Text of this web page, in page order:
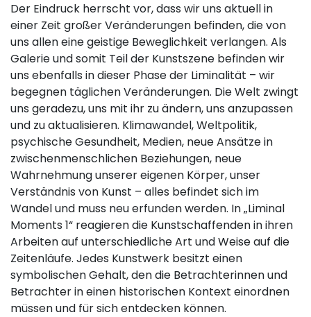
Der Eindruck herrscht vor, dass wir uns aktuell in
einer Zeit großer Veränderungen befinden, die von
uns allen eine geistige Beweglichkeit verlangen. Als
Galerie und somit Teil der Kunstszene befinden wir
uns ebenfalls in dieser Phase der Liminalität – wir
begegnen täglichen Veränderungen. Die Welt zwingt
uns geradezu, uns mit ihr zu ändern, uns anzupassen
und zu aktualisieren. Klimawandel, Weltpolitik,
psychische Gesundheit, Medien, neue Ansätze in
zwischenmenschlichen Beziehungen, neue
Wahrnehmung unserer eigenen Körper, unser
Verständnis von Kunst – alles befindet sich im
Wandel und muss neu erfunden werden. In „Liminal
Moments 1“ reagieren die Kunstschaffenden in ihren
Arbeiten auf unterschiedliche Art und Weise auf die
Zeitenläufe. Jedes Kunstwerk besitzt einen
symbolischen Gehalt, den die Betrachterinnen und
Betrachter in einen historischen Kontext einordnen
müssen und für sich entdecken können.